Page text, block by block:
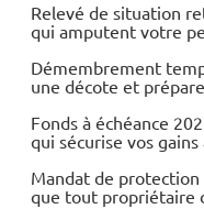
Relevé de situation
qui amputent votre
Démembrement
une décote et
Fonds à échéance
qui sécurise vos
Mandat de
que tout propriétaire